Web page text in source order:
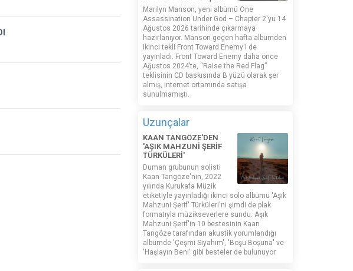
Marilyn Manson, yeni albümü One
Assassination Under God – Chapter 2'yu 14
Ağustos 2026 tarihinde çıkarmaya
hazırlanıyor. Manson geçen hafta albümden
ikinci tekli Front Toward Enemy'i de
yayınladı. Front Toward Enemy daha önce
Ağustos 2024’te, “Raise the Red Flag”
teklisinin CD baskısında B yüzü olarak şer
almış, internet ortamında satışa
sunulmamıştı.
Uzunçalar
KAAN TANGÖZE'DEN
'AŞIK MAHZUNİ ŞERİF
TÜRKÜLERİ'
Duman grubunun solisti
Kaan Tangöze'nin, 2022
yılında Kurukafa Müzik
etiketiyle yayınladığı ikinci solo albümü 'Aşık
Mahzuni Şerif' Türküleri'ni şimdi de plak
formatıyla müzikseverlere sundu. Aşık
Mahzuni Şerif'in 10 bestesinin Kaan
Tangöze tarafından akustik yorumlandığı
albümde 'Çeşmi Siyahım', 'Boşu Boşuna' ve
'Haşlayın Beni' gibi besteler de bulunuyor.